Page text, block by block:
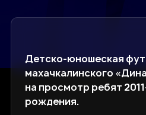
Детско-юношеская
махачкалинского
на просмотр ребят
рождения.